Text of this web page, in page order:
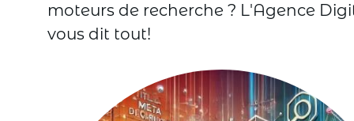
moteurs de recherche ? L'Agence
vous dit tout!